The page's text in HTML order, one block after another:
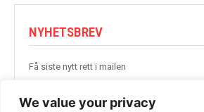
We value your privacy
NYHETSBREV
Få siste nytt rett i mailen